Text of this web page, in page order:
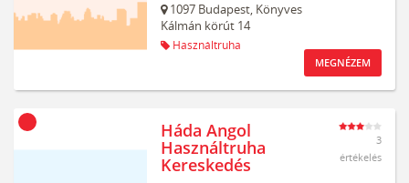
1097 Budapest, Könyves
Kálmán körút 14
Használtruha
MEGNÉZEM
Háda Angol
Használtruha
Kereskedés
3
értékelés